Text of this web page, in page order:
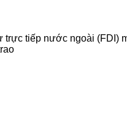
tiếp nước ngoài (FDI)